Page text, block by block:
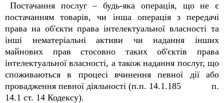
Постачання послуг – будь-яка операція, що не є
постачанням товарів, чи інша операція з передачі
права на об'єкти права інтелектуальної власності та
інші нематеріальні активи чи надання інших
майнових прав стосовно таких об'єктів права
інтелектуальної власності, а також надання послуг, що
споживаються в процесі вчинення певної дії або
провадження певної діяльності (п.п. 14.1.185 п.
14.1 ст. 14 Кодексу).